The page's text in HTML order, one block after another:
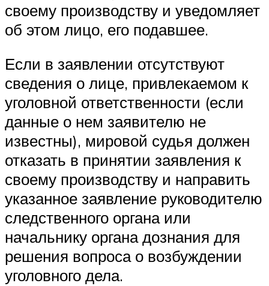
своему производству и уведомляет
об этом лицо, его подавшее.
Если в заявлении отсутствуют
сведения о лице, привлекаемом к
уголовной ответственности (если
данные о нем заявителю не
известны), мировой судья должен
отказать в принятии заявления к
своему производству и направить
указанное заявление руководителю
следственного органа или
начальнику органа дознания для
решения вопроса о возбуждении
уголовного дела.